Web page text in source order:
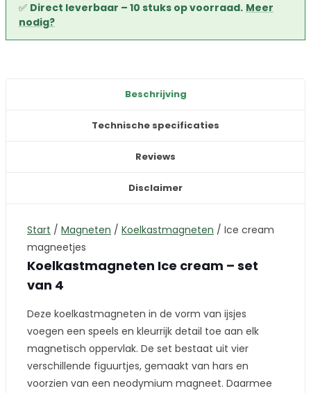
✅ Direct leverbaar – 10 stuks op voorraad. Meer
nodig?
Beschrijving
Technische specificaties
Reviews
Disclaimer
Start / Magneten / Koelkastmagneten / Ice cream
magneetjes
Koelkastmagneten Ice cream – set
van 4
Deze koelkastmagneten in de vorm van ijsjes
voegen een speels en kleurrijk detail toe aan elk
magnetisch oppervlak. De set bestaat uit vier
verschillende figuurtjes, gemaakt van hars en
voorzien van een neodymium magneet. Daarmee